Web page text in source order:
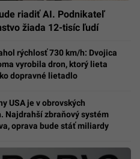
riadiť AI. Podnikateľ
žiada 12-tisíc ľudí
rýchlosť 730 km/h: Dvojica
vyrobila dron, ktorý lieta
dopravné lietadlo
USA je v obrovských
Najdrahší zbraňový systém
oprava bude stáť miliardy